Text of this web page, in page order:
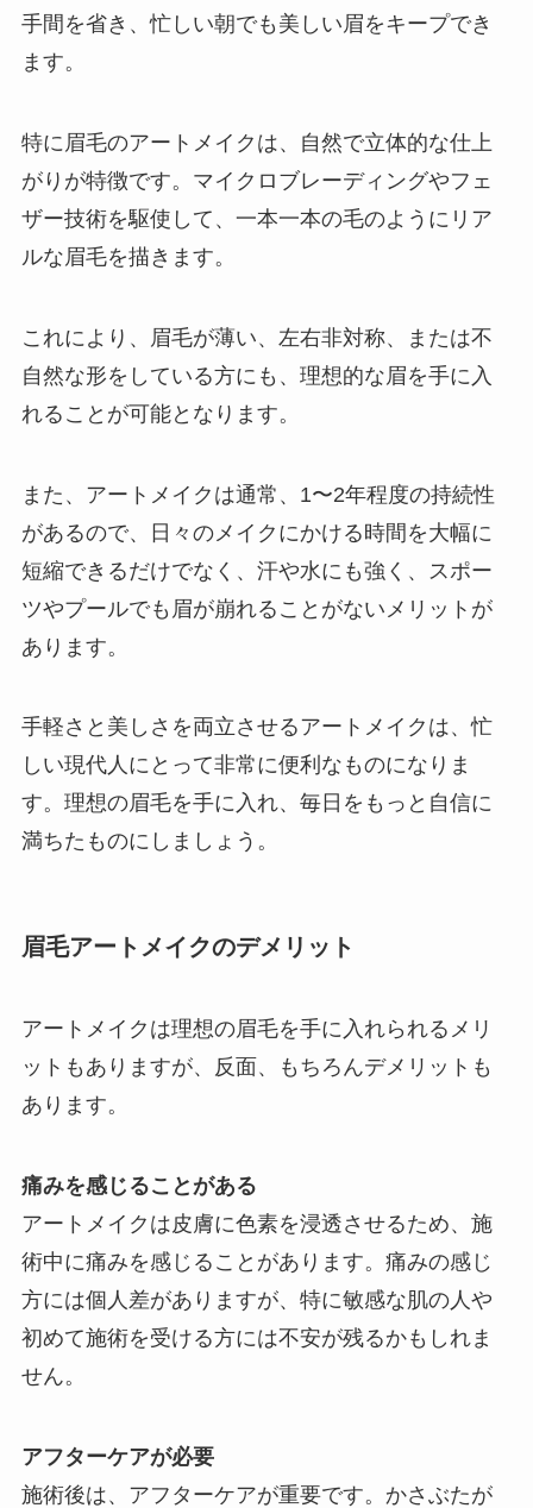
手間を省き、忙しい朝でも美しい眉をキープでき
ます。
特に眉毛のアートメイクは、自然で立体的な仕上
がりが特徴です。マイクロブレーディングやフェ
ザー技術を駆使して、一本一本の毛のようにリア
ルな眉毛を描きます。
これにより、眉毛が薄い、左右非対称、または不
自然な形をしている方にも、理想的な眉を手に入
れることが可能となります。
また、アートメイクは通常、1〜2年程度の持続性
があるので、日々のメイクにかける時間を大幅に
短縮できるだけでなく、汗や水にも強く、スポー
ツやプールでも眉が崩れることがないメリットが
あります。
手軽さと美しさを両立させるアートメイクは、忙
しい現代人にとって非常に便利なものになりま
す。理想の眉毛を手に入れ、毎日をもっと自信に
満ちたものにしましょう。
眉毛アートメイクのデメリット
アートメイクは理想の眉毛を手に入れられるメリ
ットもありますが、反面、もちろんデメリットも
あります。
痛みを感じることがある
アートメイクは皮膚に色素を浸透させるため、施
術中に痛みを感じることがあります。痛みの感じ
方には個人差がありますが、特に敏感な肌の人や
初めて施術を受ける方には不安が残るかもしれま
せん。
アフターケアが必要
施術後は、アフターケアが重要です。かさぶたが